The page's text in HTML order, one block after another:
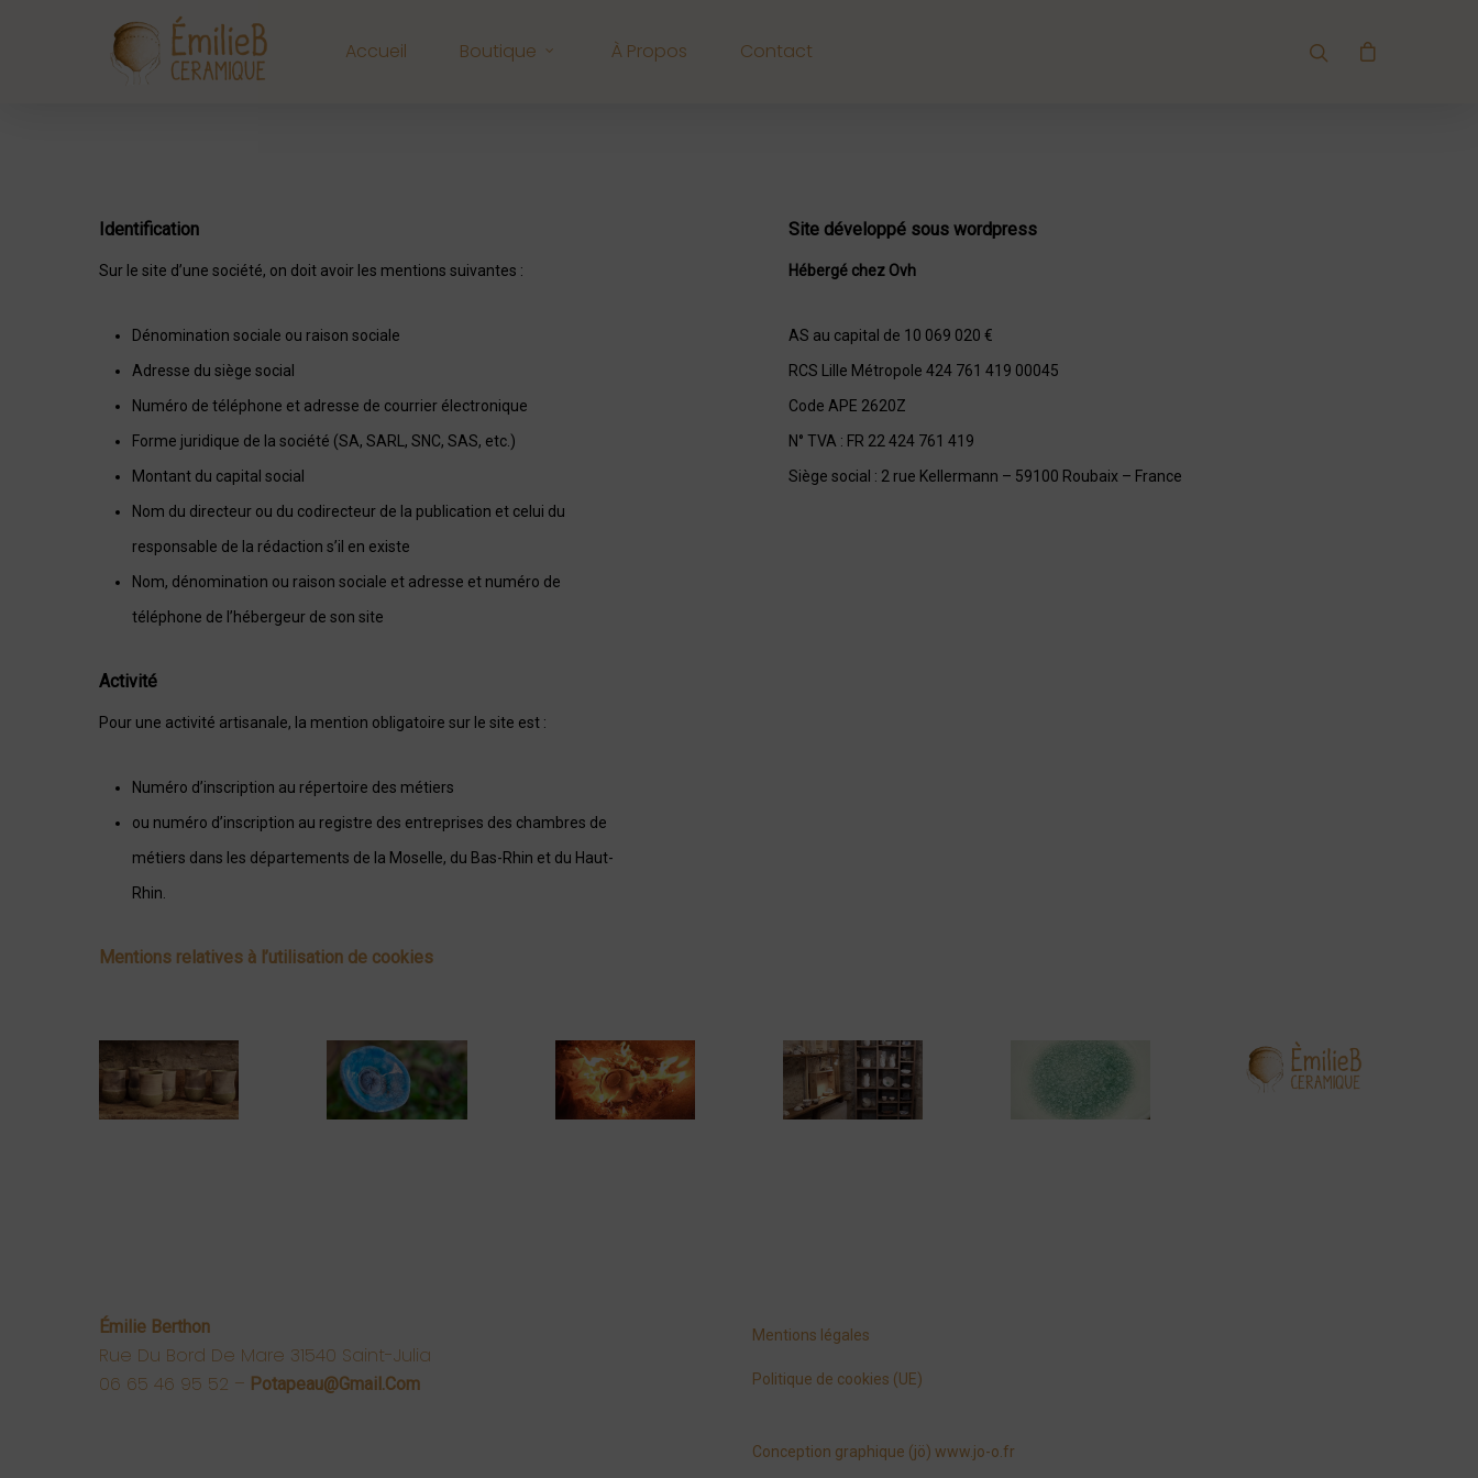
Accueil Boutique À Propos Contact
Identification
Sur le site d’une société, on doit avoir les mentions suivantes :
Dénomination sociale ou raison sociale
Adresse du siège social
Numéro de téléphone et adresse de courrier électronique
Forme juridique de la société (SA, SARL, SNC, SAS, etc.)
Montant du capital social
Nom du directeur ou du codirecteur de la publication et celui du
responsable de la rédaction s’il en existe
Nom, dénomination ou raison sociale et adresse et numéro de
téléphone de l’hébergeur de son site
Activité
Pour une activité artisanale, la mention obligatoire sur le site est :
Numéro d’inscription au répertoire des métiers
ou numéro d’inscription au registre des entreprises des chambres de
métiers dans les départements de la Moselle, du Bas-Rhin et du Haut-
Rhin.
Mentions relatives à l’utilisation de cookies
Site développé sous wordpress
Hébergé chez Ovh
AS au capital de 10 069 020 €
RCS Lille Métropole 424 761 419 00045
Code APE 2620Z
N° TVA : FR 22 424 761 419
Siège social : 2 rue Kellermann – 59100 Roubaix – France
Émilie Berthon
Rue Du Bord De Mare 31540 Saint-Julia
06 65 46 95 52 – Potapeau@gmail.com
Mentions légales
Politique de cookies (UE)
Conception graphique (jö) www.jo-o.fr